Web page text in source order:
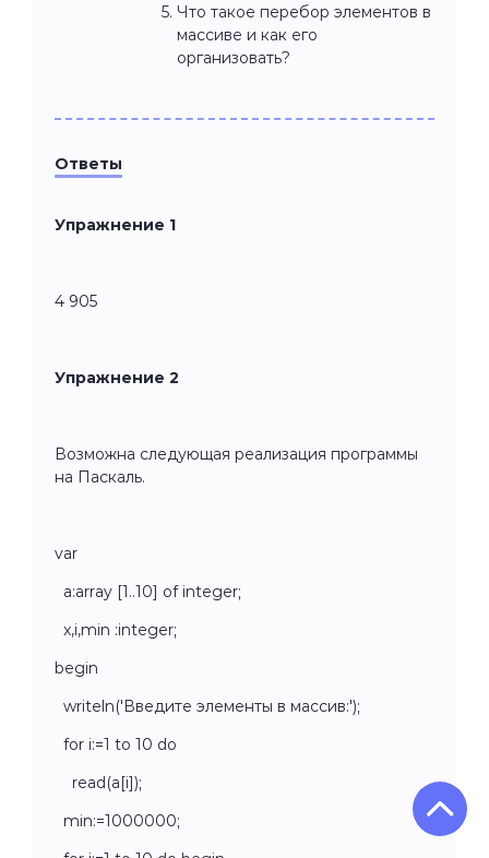
Что такое перебор элементов в
массиве и как его
организовать?
Ответы
Упражнение 1
4 905
Упражнение 2
Возможна следующая реализация программы
на Паскаль.
var
a:array [1..10] of integer;
x,i,min :integer;
begin
writeln('Введите элементы в массив:');
for i:=1 to 10 do
read(a[i]);
min:=1000000;